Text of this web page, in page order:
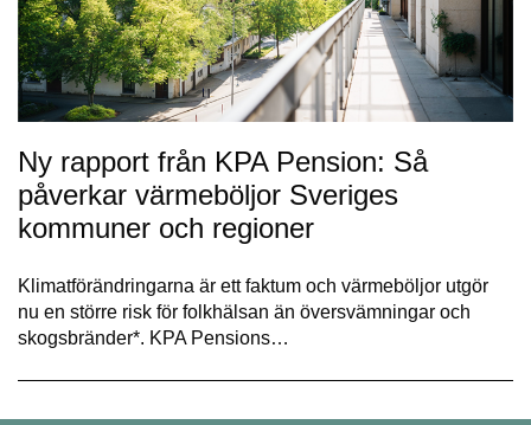
Ny rapport från KPA Pension: Så
påverkar värmeböljor Sveriges
kommuner och regioner
Klimatförändringarna är ett faktum och värmeböljor utgör
nu en större risk för folkhälsan än översvämningar och
skogsbränder*. KPA Pensions…